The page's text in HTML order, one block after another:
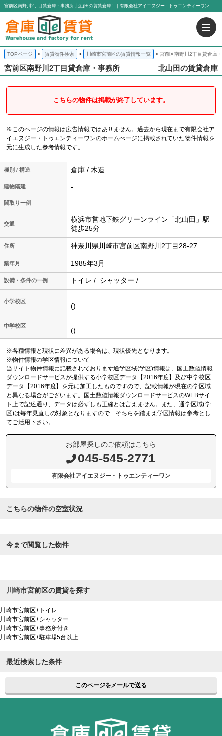
宮前区南野川2丁目貸倉庫・事務所 北山田の賃貸倉庫！｜有限会社アイエヌジー・トゥエンティーワン
TOPページ 賃貸物件検索 川崎市宮前区の賃貸情報一覧 宮前区南野川2丁目貸倉庫
宮前区南野川2丁目貸倉庫・事務所 北山田の賃貸倉庫
こちらの物件は掲載が終了しています。
※このページの情報は広告情報ではありません。過去から現在まで有限会社ア
イエヌジー・トゥエンティーワンのホームぺージに掲載されていた物件情報を
元に生成した参考情報です。
種別 / 構造 倉庫 / 木造
建物階建 -
間取り一例
交通
横浜市営地下鉄グリーンライン「北山田」駅
徒歩25分
住所 神奈川県川崎市宮前区南野川2丁目28-27
築年月 1985年3月
設備・条件の一例 トイレ / シャッター /
小学校区
()
中学校区
()
※各種情報と現状に差異がある場合は、現状優先となります。
※物件情報の学区情報について
当サイト物件情報に記載されております通学区域(学区)情報は、国土数値情報
ダウンロードサービスが提供する小学校区データ【2016年度】及び中学校区
データ【2016年度】を元に加工したものですので、記載情報が現在の学区域
と異なる場合がございます。国土数値情報ダウンロードサービスのWEBサイ
ト上で記述通り、データは必ずしも正確とは言えません。また、通学区域(学
区)は毎年見直しの対象となりますので、そちらを踏まえ学区情報は参考とし
てご活用下さい。
お部屋探しのご依頼はこちら
045-545-2771
有限会社アイエヌジー・トゥエンティーワン
こちらの物件の空室状況
今まで閲覧した物件
川崎市宮前区の賃貸を探す
川崎市宮前区+トイレ
川崎市宮前区+シャッター
川崎市宮前区+事務所付き
川崎市宮前区+駐車場5台以上
最近検索した条件
このページをメールで送る